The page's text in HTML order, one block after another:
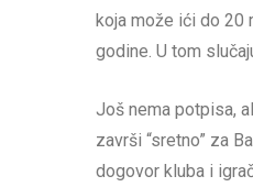
koja može ići do 20
godine. U tom
Još nema potpisa,
završi “sretno” za
dogovor kluba i